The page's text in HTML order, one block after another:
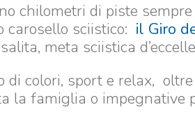
chilometri di piste
sciistico: il Giro
meta sciistica
colori, sport e relax,
la famiglia o impegnative